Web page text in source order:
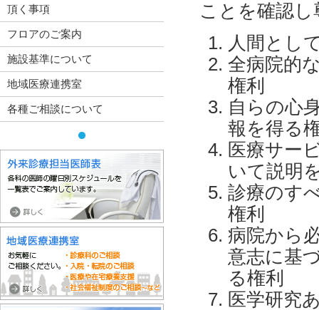
頂く事項
フロアのご案内
施設基準について
地域医療連携室
各種ご相談について
ことを確認
人間とし
全病院的
権利
自らの心
報を得る
医療サー
いて説明
診療のす
権利
病院から
意志に基
る権利
医学研究